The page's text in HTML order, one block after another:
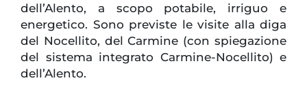
dell’Alento, a scopo potabile, irriguo e
energetico. Sono previste le visite alla diga
del Nocellito, del Carmine (con spiegazione
del sistema integrato Carmine-Nocellito) e
dell’Alento.